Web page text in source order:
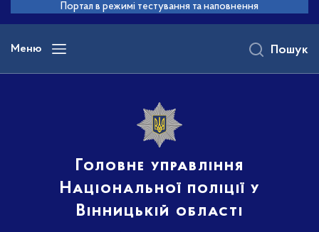
основного
вмісту
Портал в режимі тестування та наповнення
Меню
Головне управління
Національної поліції у
Вінницькій області
Пошук